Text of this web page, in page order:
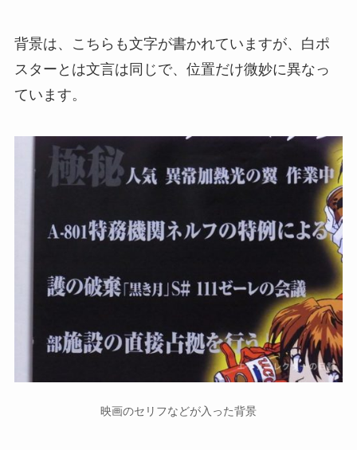
背景は、こちらも文字が書かれていますが、白ポ
スターとは文言は同じで、位置だけ微妙に異なっ
ています。
映画のセリフなどが入った背景